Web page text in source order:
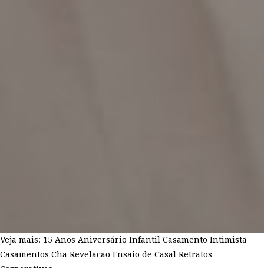
Veja mais: 15 Anos Aniversário Infantil Casamento Intimista
Casamentos Cha Revelacão Ensaio de Casal Retratos